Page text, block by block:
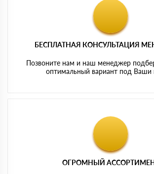
БЕСПЛАТНАЯ КОНСУЛЬТАЦИЯ
Позвоните нам и наш менеджер
оптимальный вариант под
ОГРОМНЫЙ